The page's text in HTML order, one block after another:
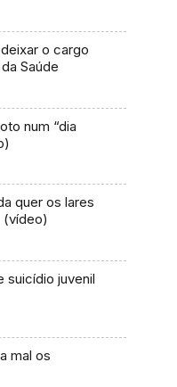
o cargo
Saúde
num “dia
quer os lares
(vídeo)
suicídio juvenil
mal os